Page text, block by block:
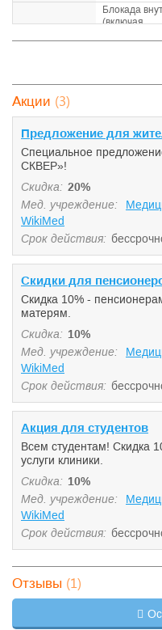
Блокада
(включая
точек
—
Введение
(без
—
введение
—
(ВМС)
—
—
инъекции
— Вскрытие
—
— Вскрытие
Детский
—
сосудов
артерий
Акции (3)
Предложение для
Специальное
СКВЕР»!
Скидка: 20%
Мед. учреждение:
WikiMed
Срок действия:
Скидки для
Скидка 10% -
матерям.
Скидка: 10%
Мед. учреждение:
WikiMed
Срок действия:
Акция для студентов
Всем студентам! Скидка
услуги клиники.
Скидка: 10%
Мед. учреждение:
WikiMed
Срок действия:
Отзывы (1)